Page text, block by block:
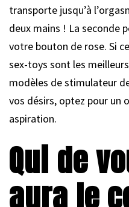
transporte jusqu’à
deux mains ! La seconde
votre bouton de rose. Si
sex-toys sont les
modèles de stimulateur
vos désirs, optez pour un
aspiration.
Qui de
aura le